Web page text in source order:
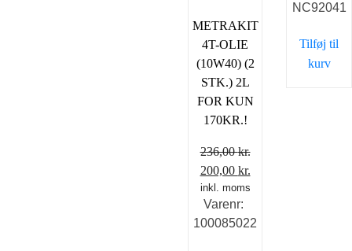
METRAKIT
4T-OLIE
(10W40) (2
STK.) 2L
FOR KUN
170KR.!
236,00kr.
Den
oprindelige
pris
var:
200,00 kr.
aktuelle
er:
inkl. moms
Varenr:
100085022
var:
NC92041
Tilføj til
kurv